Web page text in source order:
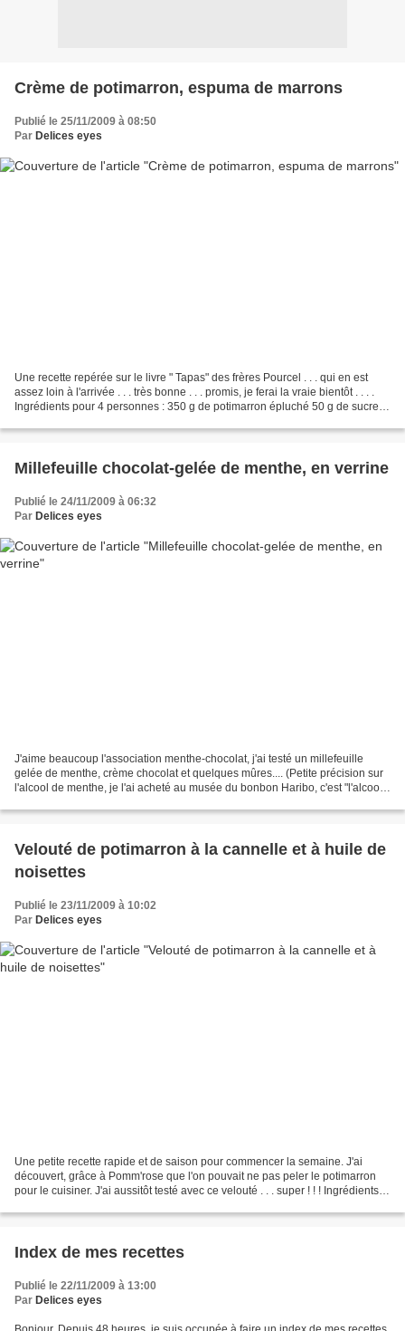
Crème de potimarron, espuma de marrons
Publié le 25/11/2009 à 08:50
Par Delices eyes
Une recette repérée sur le livre " Tapas" des frères Pourcel . . . qui en est
assez loin à l'arrivée . . . très bonne . . . promis, je ferai la vraie bientôt . . . .
Ingrédients pour 4 personnes : 350 g de potimarron épluché 50 g de sucre
Millefeuille chocolat-gelée de menthe, en verrine
Publié le 24/11/2009 à 06:32
Par Delices eyes
J'aime beaucoup l'association menthe-chocolat, j'ai testé un millefeuille
gelée de menthe, crème chocolat et quelques mûres.... (Petite précision sur
l'alcool de menthe, je l'ai acheté au musée du bonbon Haribo, c'est "l'alcool
Velouté de potimarron à la cannelle et à huile de
noisettes
Publié le 23/11/2009 à 10:02
Par Delices eyes
Une petite recette rapide et de saison pour commencer la semaine. J'ai
découvert, grâce à Pomm'rose que l'on pouvait ne pas peler le potimarron
pour le cuisiner. J'ai aussitôt testé avec ce velouté . . . super ! ! ! Ingrédients
Index de mes recettes
Publié le 22/11/2009 à 13:00
Par Delices eyes